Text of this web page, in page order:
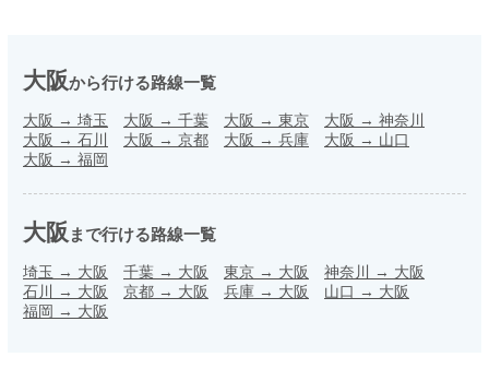
大阪から行ける路線一覧
大阪 → 埼玉 大阪 → 千葉 大阪 → 東京 大阪 → 神奈川
大阪 → 石川 大阪 → 京都 大阪 → 兵庫 大阪 → 山口
大阪 → 福岡
大阪 まで行ける路線一覧
埼玉 → 大阪 千葉 → 大阪 東京 → 大阪 神奈川 → 大阪
石川 → 大阪 京都 → 大阪 兵庫 → 大阪 山口 → 大阪
福岡 → 大阪